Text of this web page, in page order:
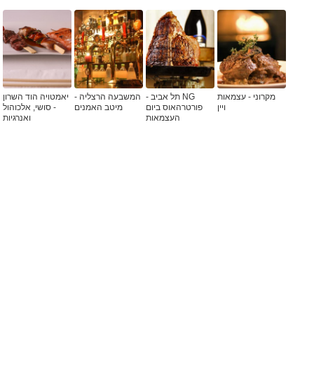
מקרוני - עצמאות
ויין
NG תל אביב -
פורטרהאוס ביום
העצמאות
המשבעה הרצליה -
מיטב האמנים
יאמטויה הוד השרון
- סושי, אלכוהול
ואנרגיות